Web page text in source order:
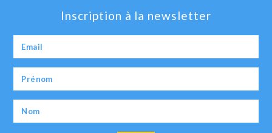
Inscription à la newsletter